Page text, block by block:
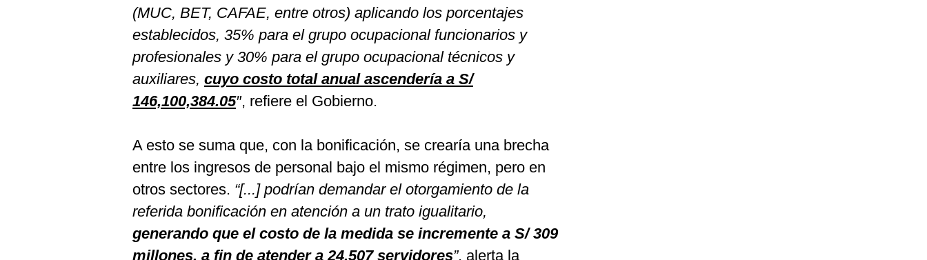
(MUC, BET, CAFAE, entre otros) aplicando los porcentajes
establecidos, 35% para el grupo ocupacional funcionarios y
profesionales y 30% para el grupo ocupacional técnicos y
auxiliares, cuyo costo total anual ascendería a S/
146,100,384.05″, refiere el Gobierno.
A esto se suma que, con la bonificación, se crearía una brecha
entre los ingresos de personal bajo el mismo régimen, pero en
otros sectores. “[...] podrían demandar el otorgamiento de la
referida bonificación en atención a un trato igualitario,
generando que el costo de la medida se incremente a S/ 309
millones, a fin de atender a 24,507 servidores”, alerta la